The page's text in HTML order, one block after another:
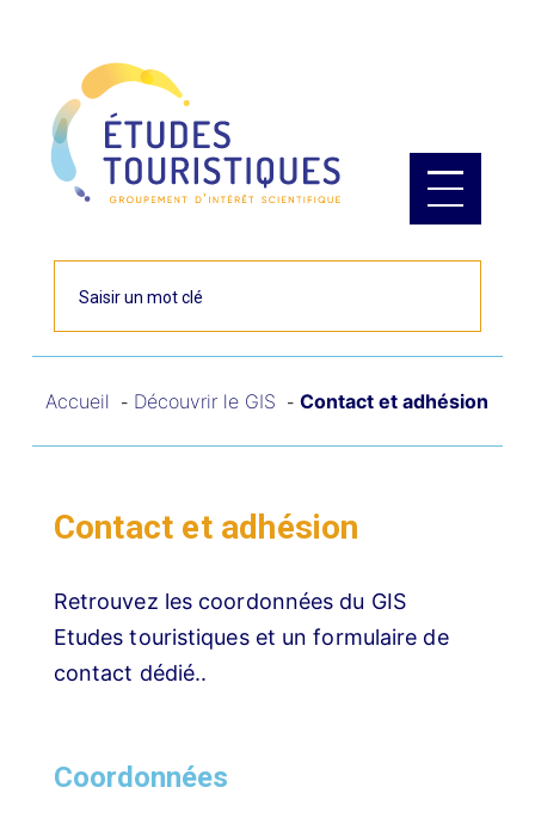
Accueil Découvrir le GIS Contact et adhésion
Contact et adhésion
Retrouvez les coordonnées du GIS
Etudes touristiques et un formulaire de
contact dédié..
Coordonnées